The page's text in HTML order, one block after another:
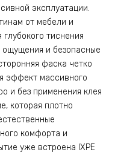
эксплуатации.
от мебели и
тиснения
ощущения и безопасные
фаска четко
эффект массивного
и без применения клея
которая плотно
комфорта и
уже встроена IXPE